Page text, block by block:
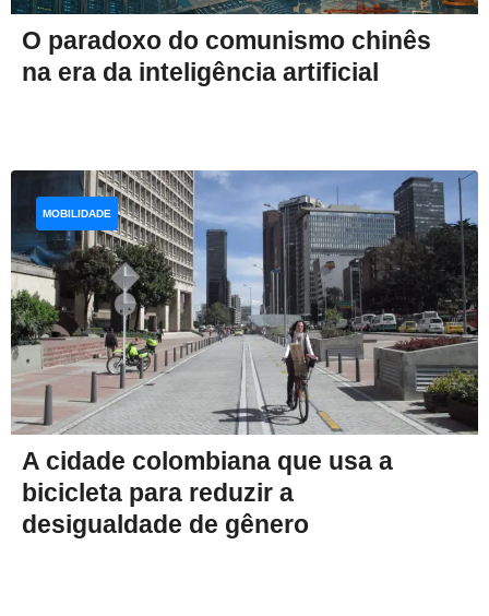
O paradoxo do comunismo chinês
na era da inteligência artificial
A cidade colombiana que usa a
bicicleta para reduzir a
desigualdade de gênero
MOBILIDADE